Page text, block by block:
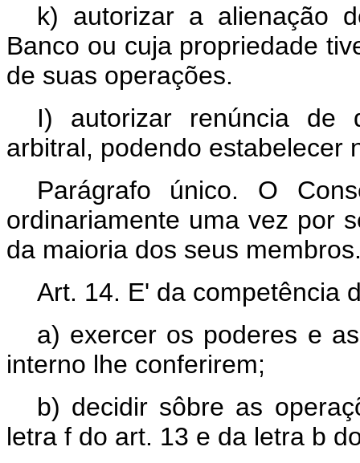
k) autorizar a alienação
Banco ou cuja propriedade
de suas operações.
I) autorizar renúncia de
arbitral, podendo estabelecer
Parágrafo único. O
ordinariamente uma vez por
da maioria dos seus
Art. 14. E' da competência
a) exercer os poderes e
interno lhe conferirem;
b) decidir sôbre as
letra f do art. 13 e da letra b